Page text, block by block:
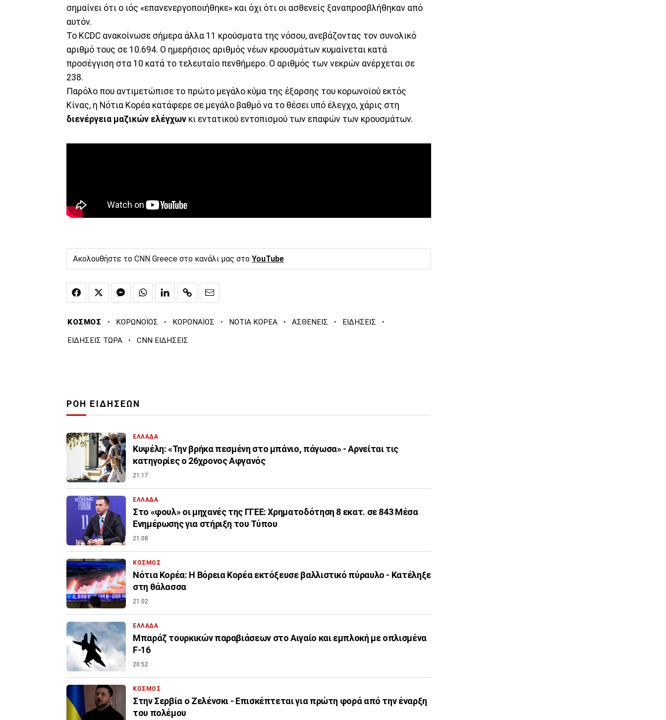
σημαίνει ότι ο ιός «επανενεργοποιήθηκε» και όχι ότι οι ασθενείς ξαναπροσβλήθηκαν από
αυτόν.
Το KCDC ανακοίνωσε σήμερα άλλα 11 κρούσματα της νόσου, ανεβάζοντας τον συνολικό
αριθμό τους σε 10.694. Ο ημερήσιος αριθμός νέων κρουσμάτων κυμαίνεται κατά
προσέγγιση στα 10 κατά το τελευταίο πενθήμερο. Ο αριθμός των νεκρών ανέρχεται σε
238.
Παρόλο που αντιμετώπισε το πρώτο μεγάλο κύμα της έξαρσης του κορωνοϊού εκτός
Κίνας, η Νότια Κορέα κατάφερε σε μεγάλο βαθμό να το θέσει υπό έλεγχο, χάρις στη
διενέργεια μαζικών ελέγχων κι εντατικού εντοπισμού των επαφών των κρουσμάτων.
Ακολουθήστε το CNN Greece στο κανάλι μας στο YouTube
ΚΟΣΜΟΣ · ΚΟΡΩΝΟΪΟΣ · ΚΟΡΟΝΑΪΟΣ · ΝΟΤΙΑ ΚΟΡΕΑ · ΑΣΘΕΝΕΙΣ · ΕΙΔΗΣΕΙΣ ·
ΕΙΔΗΣΕΙΣ ΤΩΡΑ · CNN ΕΙΔΗΣΕΙΣ
ΡΟΗ ΕΙΔΗΣΕΩΝ
ΕΛΛΑΔΑ
Κυψέλη: «Την βρήκα πεσμένη στο μπάνιο, πάγωσα» - Αρνείται τις
κατηγορίες ο 26χρονος Αφγανός
21:17
ΕΛΛΑΔΑ
Στο «φουλ» οι μηχανές της ΓΓΕΕ: Χρηματοδότηση 8 εκατ. σε 843 Μέσα
Ενημέρωσης για στήριξη του Τύπου
21:08
ΚΟΣΜΟΣ
Νότια Κορέα: Η Βόρεια Κορέα εκτόξευσε βαλλιστικό πύραυλο - Κατέληξε
στη θάλασσα
21:02
ΕΛΛΑΔΑ
Μπαράζ τουρκικών παραβιάσεων στο Αιγαίο και εμπλοκή με οπλισμένα
F-16
20:52
ΚΟΣΜΟΣ
Στην Σερβία ο Ζελένσκι - Επισκέπτεται για πρώτη φορά από την έναρξη
του πολέμου